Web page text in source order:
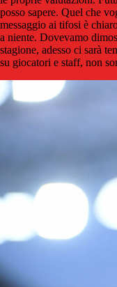
posso sapere. Quel che
messaggio ai tifosi è
a niente. Dovevamo
stagione, adesso ci sarà
su giocatori e staff, non